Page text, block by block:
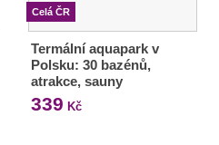
Celá ČR
Termální aquapark v
Polsku: 30 bazénů,
atrakce, sauny
339 Kč